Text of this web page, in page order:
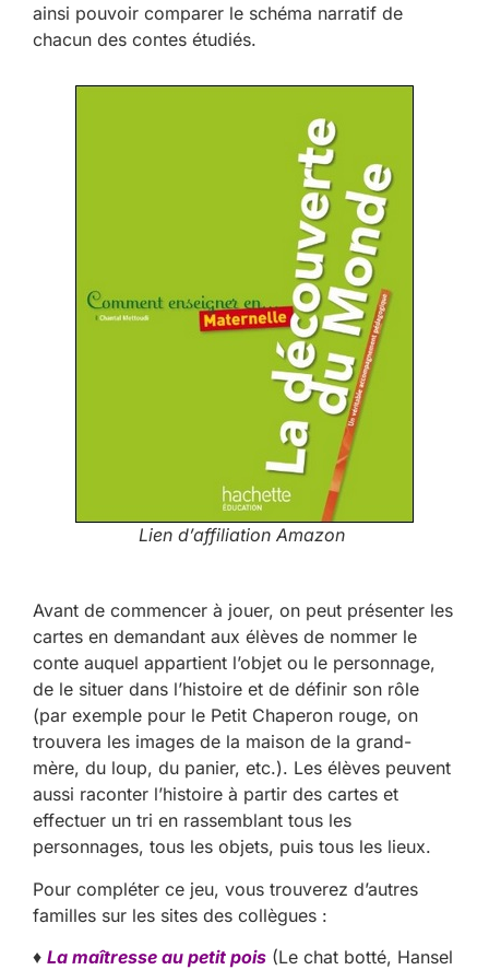
ainsi pouvoir comparer le schéma narratif de
chacun des contes étudiés.
Lien d’affiliation Amazon
Avant de commencer à jouer, on peut présenter les
cartes en demandant aux élèves de nommer le
conte auquel appartient l’objet ou le personnage,
de le situer dans l’histoire et de définir son rôle
(par exemple pour le Petit Chaperon rouge, on
trouvera les images de la maison de la grand-
mère, du loup, du panier, etc.). Les élèves peuvent
aussi raconter l’histoire à partir des cartes et
effectuer un tri en rassemblant tous les
personnages, tous les objets, puis tous les lieux.
Pour compléter ce jeu, vous trouverez d’autres
familles sur les sites des collègues :
♦ La maîtresse au petit pois (Le chat botté, Hansel